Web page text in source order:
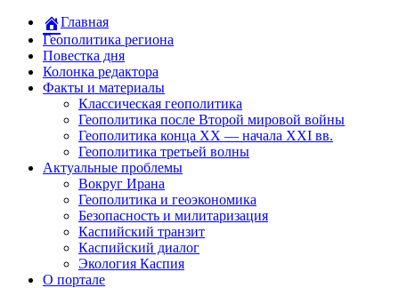
Главная
Геополитика региона
Повестка дня
Колонка редактора
Факты и материалы
Классическая геополитика
Геополитика после Второй мировой войны
Геополитика конца XX — начала XXI вв.
Геополитика третьей волны
Актуальные проблемы
Вокруг Ирана
Геополитика и геоэкономика
Безопасность и милитаризация
Каспийский транзит
Каспийский диалог
Экология Каспия
О портале